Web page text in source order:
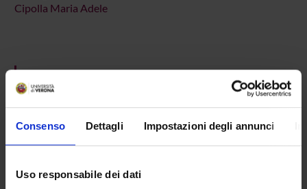
Consenso Dettagli Impostazioni degli annunci
Uso responsabile dei dati
Cipolla Maria Adele
Maria Adele Cipolla